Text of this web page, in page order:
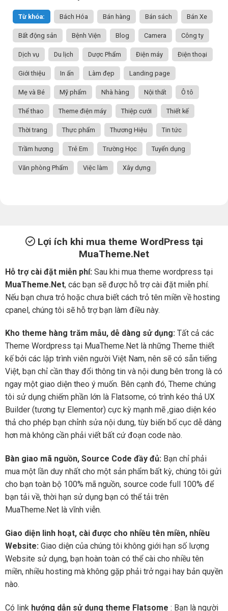
Từ khóa: Bách Hóa Bán hàng Bán sách Bán Xe
Bất động sản Bệnh Viện Blog Camera Công ty
Dịch vụ Du lịch Dược Phẩm Điện máy Điện thoại
Giới thiệu In ấn Làm đẹp Landing page
Mẹ và Bé Mỹ phẩm Nhà hàng Nội thất Ô tô
Thể thao Theme điện máy Thiệp cưới Thiết kế
Thời trang Thực phẩm Thương Hiệu Tin tức
Trầm hương Trẻ Em Trường Học Tuyển dụng
Văn phòng Phẩm Việc làm Xây dựng
Lợi ích khi mua theme WordPress tại
MuaTheme.Net
Hỗ trợ cài đặt miễn phí: Sau khi mua theme wordpress tại
MuaTheme.Net, các bạn sẽ được hỗ trợ cài đặt miễn phí.
Nếu bạn chưa trỏ hoặc chưa biết cách trỏ tên miền về hosting
cpanel, chúng tôi sẽ hỗ trợ bạn làm điều này.
Kho theme hàng trăm mẫu, dễ dàng sử dụng: Tất cả các
Theme Wordpress tại MuaTheme.Net là những Theme thiết
kế bởi các lập trình viên người Việt Nam, nên sẽ có sẵn tiếng
Việt, bạn chỉ cần thay đổi thông tin và nội dung bên trong là có
ngay một giao diện theo ý muốn. Bên cạnh đó, Theme chúng
tôi sử dụng chiếm phần lớn là Flatsome, có trình kéo thả UX
Builder (tương tự Elementor) cực kỳ mạnh mẽ ,giao diện kéo
thả cho phép bạn chỉnh sửa nội dung, tùy biến bố cục dễ dàng
hơn mà không cần phải viết bất cứ đoạn code nào.
Bàn giao mã nguồn, Source Code đầy đủ: Bạn chỉ phải
mua một lần duy nhất cho một sản phẩm bất kỳ, chúng tôi gửi
cho bạn toàn bộ 100% mã nguồn, source code full 100% để
bạn tải về, thời hạn sử dụng bạn có thể tải trên
MuaTheme.Net là vĩnh viễn.
Giao diện linh hoạt, cài được cho nhiều tên miền, nhiều
Website: Giao diện của chúng tôi không giới hạn số lượng
Website sử dụng, bạn hoàn toàn có thể cài cho nhiều tên
miền, nhiều hosting mà không gặp phải trở ngại hay bản quyền
nào.
Có link hướng dẫn sử dụng theme Flatsome : Bạn là người